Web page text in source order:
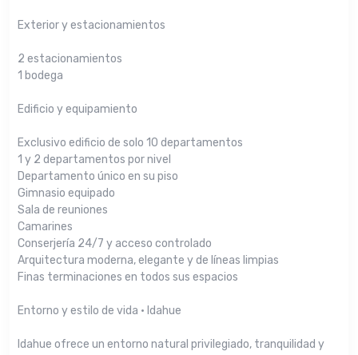
Exterior y estacionamientos
2 estacionamientos
1 bodega
Edificio y equipamiento
Exclusivo edificio de solo 10 departamentos
1 y 2 departamentos por nivel
Departamento único en su piso
Gimnasio equipado
Sala de reuniones
Camarines
Conserjería 24/7 y acceso controlado
Arquitectura moderna, elegante y de líneas limpias
Finas terminaciones en todos sus espacios
Entorno y estilo de vida · Idahue
Idahue ofrece un entorno natural privilegiado, tranquilidad y